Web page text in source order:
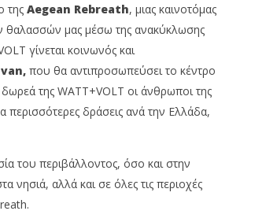
Protergia: Καλωσορίζει τα
καταστήματα της WATT+VOLT
17/01/2022
room
της Aegean Rebreath, μιας καινοτόμας
θαλασσών μας μέσω της ανακύκλωσης
γίνεται κοινωνός και
που θα αντιπροσωπεύσει το κέντρο
της WATT+VOLT οι άνθρωποι της
δράσεις ανά την Ελλάδα,
του περιβάλλοντος, όσο και στην
νησιά, αλλά και σε όλες τις περιοχές